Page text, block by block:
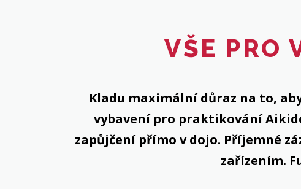
VŠE PRO
Kladu maximální důraz na to,
vybavení pro praktikování
zapůjčení přímo v dojo. Příjemné
zařízením.